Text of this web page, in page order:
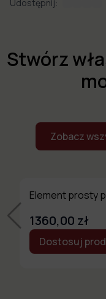
Udostępnij:
Stwórz
Zobacz
Element prosty
1360,00 zł
Dostosuj